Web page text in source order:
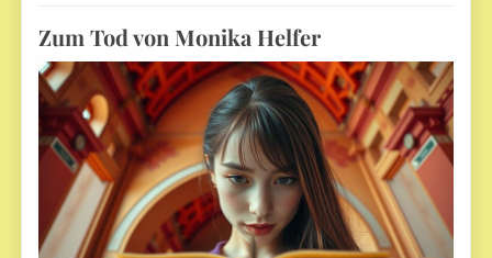
Zum Tod von Monika Helfer